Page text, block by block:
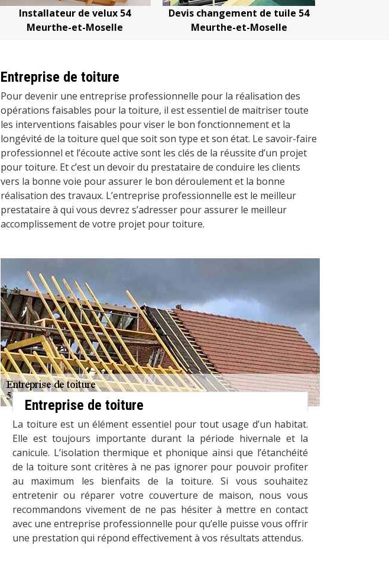
Installateur de velux 54
Meurthe-et-Moselle
Devis changement de tuile 54
Meurthe-et-Moselle
Entreprise de toiture
Pour devenir une entreprise professionnelle pour la réalisation des
opérations faisables pour la toiture, il est essentiel de maitriser toute
les interventions faisables pour viser le bon fonctionnement et la
longévité de la toiture quel que soit son type et son état. Le savoir-faire
professionnel et l’écoute active sont les clés de la réussite d’un projet
pour toiture. Et c’est un devoir du prestataire de conduire les clients
vers la bonne voie pour assurer le bon déroulement et la bonne
réalisation des travaux. L’entreprise professionnelle est le meilleur
prestataire à qui vous devrez s’adresser pour assurer le meilleur
accomplissement de votre projet pour toiture.
Entreprise de toiture
La toiture est un élément essentiel pour tout usage d’un habitat.
Elle est toujours importante durant la période hivernale et la
canicule. L’isolation thermique et phonique ainsi que l’étanchéité
de la toiture sont critères à ne pas ignorer pour pouvoir profiter
au maximum les bienfaits de la toiture. Si vous souhaitez
entretenir ou réparer votre couverture de maison, nous vous
recommandons vivement de ne pas hésiter à mettre en contact
avec une entreprise professionnelle pour qu’elle puisse vous offrir
une prestation qui répond effectivement à vos résultats attendus.